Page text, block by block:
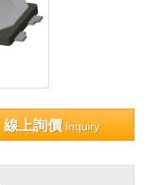
線上詢價Inquiry